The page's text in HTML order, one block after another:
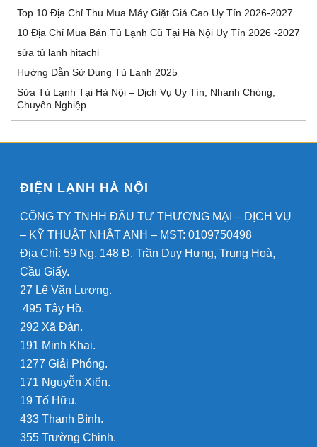
Top 10 Địa Chỉ Thu Mua Máy Giặt Giá Cao Uy Tín 2026-2027
10 Địa Chỉ Mua Bán Tủ Lạnh Cũ Tại Hà Nội Uy Tín 2026 -2027
sửa tủ lạnh hitachi
Hướng Dẫn Sử Dụng Tủ Lạnh 2025
Sửa Tủ Lạnh Tại Hà Nội – Dịch Vụ Uy Tín, Nhanh Chóng,
Chuyên Nghiệp
ĐIỆN LẠNH HÀ NỘI
CÔNG TY TNHH ĐẦU TƯ THƯƠNG MẠI – DỊCH VỤ
– KỸ THUẬT NHẬT ANH – MST: 0109750498
Địa Chỉ: 59 Ng. 148 Đ. Trần Duy Hưng, Trung Hoà,
Cầu Giấy.
27 Lê Văn Lương.
495 Tây Hồ.
292 Xã Đàn.
191 Minh Khai.
1277 Giải Phóng.
171 Nguyễn Xiển.
19 Tố Hữu.
433 Thanh Bình.
355 Trường Chinh.